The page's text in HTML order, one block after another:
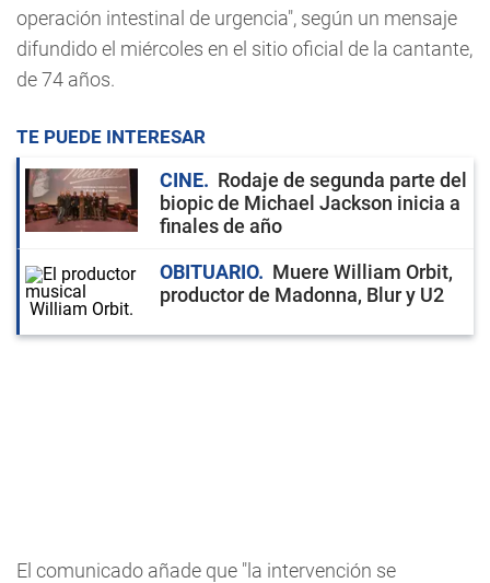
operación intestinal de urgencia", según un mensaje
difundido el miércoles en el sitio oficial de la cantante,
de 74 años.
TE PUEDE INTERESAR
CINE
Rodaje de segunda parte del
biopic de Michael Jackson inicia a
finales de año
OBITUARIO
Muere William Orbit,
productor de Madonna, Blur y U2
El comunicado añade que "la intervención se